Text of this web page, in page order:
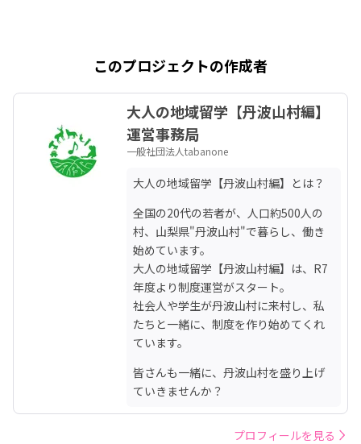
このプロジェクトの作成者
大人の地域留学【丹波山村編】
運営事務局
一般社団法人tabanone
大人の地域留学【丹波山村編】とは？
全国の20代の若者が、人口約500人の
村、山梨県"丹波山村"で暮らし、働き
始めています。
大人の地域留学【丹波山村編】は、R7
年度より制度運営がスタート。
社会人や学生が丹波山村に来村し、私
たちと一緒に、制度を作り始めてくれ
ています。
皆さんも一緒に、丹波山村を盛り上げ
ていきませんか？
プロフィールを見る